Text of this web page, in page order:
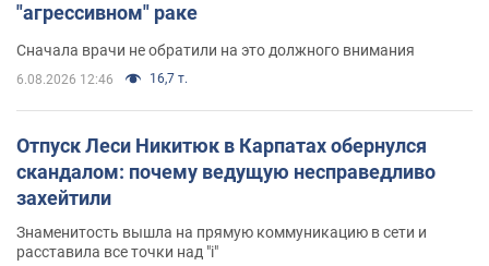
"агрессивном" раке
Сначала врачи не обратили на это должного внимания
6.08.2026 12:46 16,7 т.
Отпуск Леси Никитюк в Карпатах обернулся
скандалом: почему ведущую несправедливо
захейтили
Знаменитость вышла на прямую коммуникацию в сети и
расставила все точки над "i"